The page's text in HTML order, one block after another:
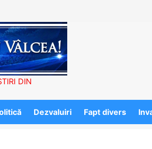
DIN
Dezvaluiri Fapt divers